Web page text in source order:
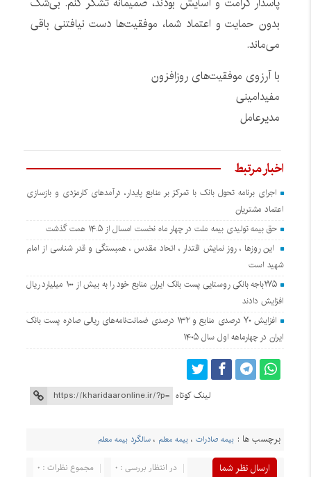
بدون حمایت و اعتماد شما، موفقیت‌ها دست نیافتنی باقی
می‌ماند.
با آرزوی موفقیت‌های روزافزون
مفیدامینی
مدیرعامل
اخبار مرتبط
اجرای برنامه تحول بانک با تمرکز بر منابع پایدار، درآمدهای کارمزدی و بازسازی
اعتماد مشتریان
حق بیمه تولیدی بیمه ملت در چهار ماه نخست امسال از ۱۴.۵ همت گذشت
این روزها ، روز نمایش اقتدار ، اتحاد مقدس ، همبستگی و قدر شناسی از امام
شهید است
۲۷۵باجه بانکی روستایی پست بانک ایران منابع خود را به بیش از ۱۰۰ میلیارد ریال
افزایش دادند
افزایش ۷۰ درصدی منابع و ۱۳۲ درصدی ضمانت‌نامه‌های ریالی صادره پست بانک
ایران در چهارماهه اول سال ۱۴۰۵
لینک کوتاه
برچسب ها : بیمه صادرات ،بیمه معلم ،سالگرد بیمه معلم
ارسال نظر شما مجموع نظرات : ۰
در انتظار بررسی : ۰